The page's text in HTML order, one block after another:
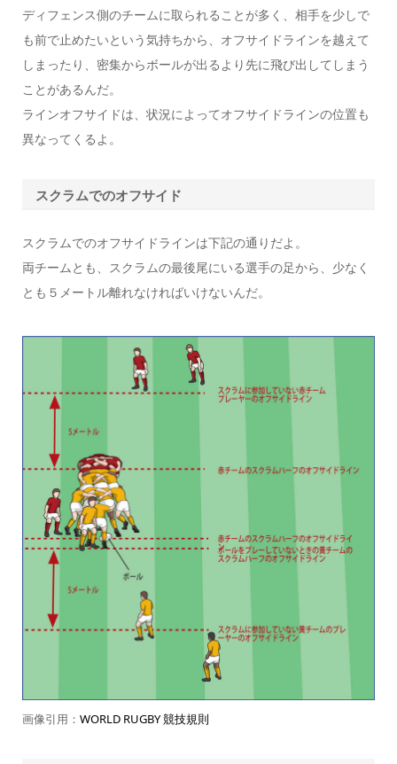
ディフェンス側のチームに取られることが多く、 相手を少しで
も前で止めたいという気持ちから、オフサイドラインを越えて
しまったり、密集からボールが出るより先に飛び出してしまう
ことがあるんだ。
ラインオフサイドは、状況によってオフサイドラインの位置も
異なってくるよ。
スクラムでのオフサイド
スクラムでのオフサイドラインは下記の通りだよ。
両チームとも、スクラムの最後尾にいる選手の足から、少なく
とも ５メートル離れなければいけないんだ。
画像引用： WORLD RUGBY 競技規則